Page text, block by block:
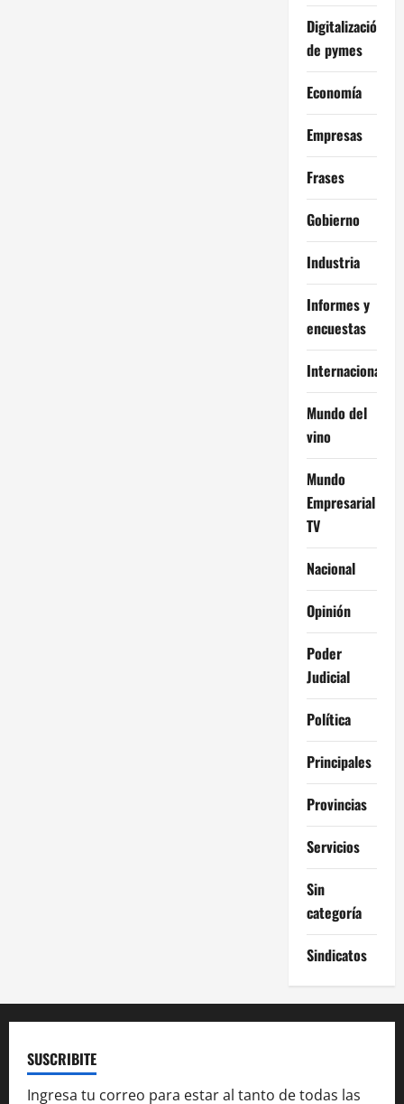
Digitalización
de pymes
Economía
Empresas
Frases
Gobierno
Industria
Informes y
encuestas
Internacional
Mundo del
vino
Mundo
Empresarial
TV
Nacional
Opinión
Poder
Judicial
Política
Principales
Provincias
Servicios
Sin
categoría
Sindicatos
SUSCRIBITE
Ingresa tu correo para estar al tanto de todas las